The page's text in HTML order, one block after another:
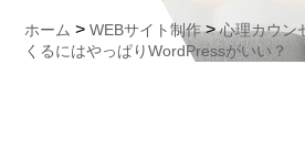
ホーム >WEBサイト制作>心理カウン
くるにはやっぱりWordPressがいい？